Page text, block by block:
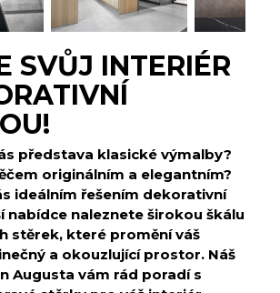
SVŮJ INTERIÉR
představa klasické výmalby?
originálním a elegantním?
ideálním řešením dekorativní
nabídce naleznete širokou škálu
stěrek, které promění váš
a okouzlující prostor. Náš
Augusta vám rád poradí s